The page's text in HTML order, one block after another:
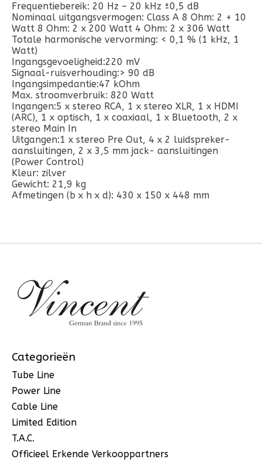
Frequentiebereik: 20 Hz – 20 kHz ±0,5 dB
Nominaal uitgangsvermogen: Class A 8 Ohm: 2 + 10
Watt 8 Ohm: 2 x 200 Watt 4 Ohm: 2 x 306 Watt
Totale harmonische vervorming: < 0,1 % (1 kHz, 1
Watt)
Ingangsgevoeligheid:220 mV
Signaal-ruisverhouding:> 90 dB
Ingangsimpedantie:47 kOhm
Max. stroomverbruik: 820 Watt
Ingangen:5 x stereo RCA, 1 x stereo XLR, 1 x HDMI
(ARC), 1 x optisch, 1 x coaxiaal, 1 x Bluetooth, 2 x
stereo Main In
Uitgangen:1 x stereo Pre Out, 4 x 2 luidspreker-
aansluitingen, 2 x 3,5 mm jack- aansluitingen
(Power Control)
Kleur: zilver
Gewicht: 21,9 kg
Afmetingen (b x h x d): 430 x 150 x 448 mm
Categorieën
Tube Line
Power Line
Cable Line
Limited Edition
T.A.C.
Officieel Erkende Verkooppartners